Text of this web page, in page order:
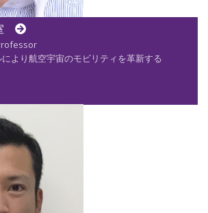
より航空宇宙のモビリティを革新する